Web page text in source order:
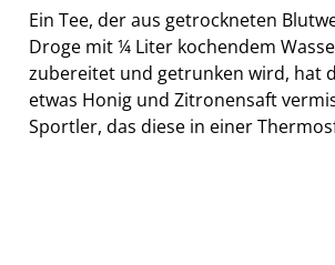
Ein Tee, der aus getrockneten
Droge mit ¼ Liter kochendem
zubereitet und getrunken wird, hat
etwas Honig und Zitronensaft
Sportler, das diese in einer